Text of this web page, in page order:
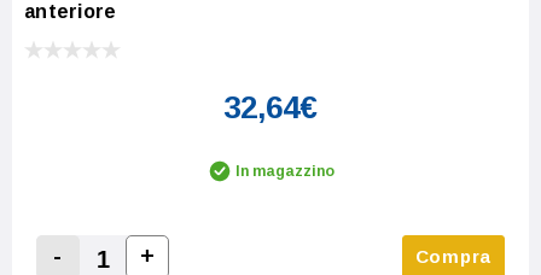
anteriore
32,64€
In magazzino
- + Compra